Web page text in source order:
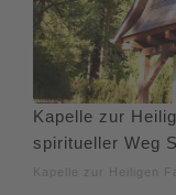
Kapelle zur
spiritueller Weg
Kapelle zur Heiligen